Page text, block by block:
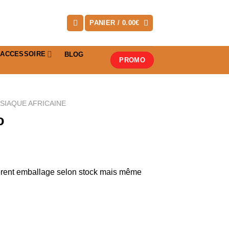
PANIER / 0.00€
ACCESSOIRE BLOG
PROMO
AFRICAINE
emballage selon stock mais même